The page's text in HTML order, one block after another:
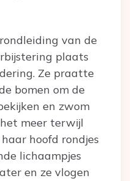
van de
plaats
Ze praatte
bomen om de
en zwom
meer terwijl
hoofd rondjes
lichaampjes
en ze vlogen